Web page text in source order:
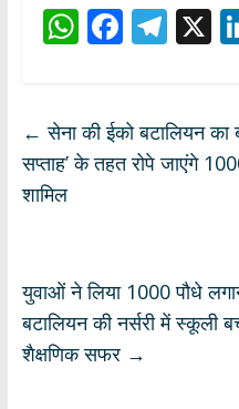
W
s
A
F
b
o
T
gr
a
X
← सेना की ईको बटालियन का
सप्ताह’ के तहत रोपे जाएंगे
शामिल
युवाओं ने लिया 1000 पौधे
बटालियन की नर्सरी में
शैक्षणिक सफर →